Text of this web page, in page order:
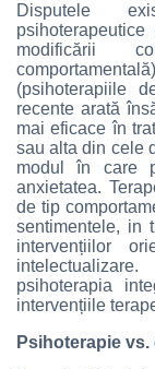
Disputele
modificării
(psihoterapiile
recente arată
mai eficace în
sau alta din cele
modul în care
anxietatea.
de tip
sentimentele, in
intervențiilor
psihoterapia
intervențiile
Psihoterapie